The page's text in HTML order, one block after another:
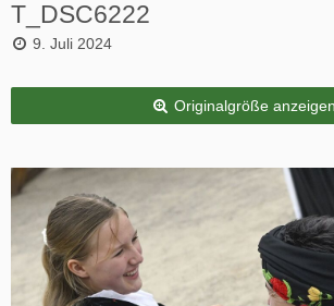
T_DSC6222
9. Juli 2024
Originalgröße anzeigen